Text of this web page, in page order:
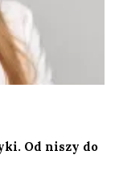
Od niszy do